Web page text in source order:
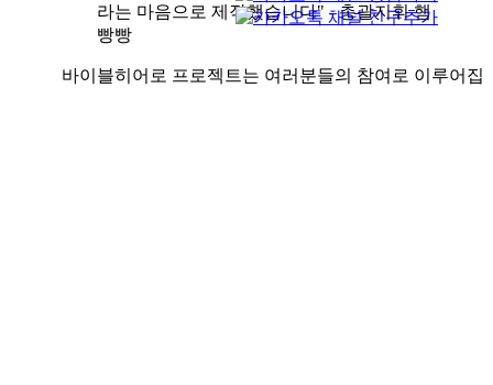
라는 마음으로 제작했습니다" - 총괄지휘 햄
빵빵
바이블히어로 프로젝트는 여러분들의 참여로 이루어집